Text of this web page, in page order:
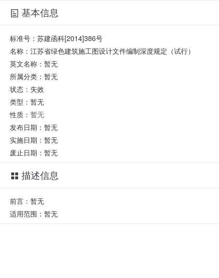
基本信息
标准号： 苏建函科[2014]386号
名称： 江苏省绿色建筑施工图设计文件编制深度规定（试行）
英文名称： 暂无
所属分类： 暂无
状态： 失效
类型： 暂无
性质： 暂无
发布日期： 暂无
实施日期： 暂无
废止日期： 暂无
描述信息
前言：暂无
适用范围：暂无